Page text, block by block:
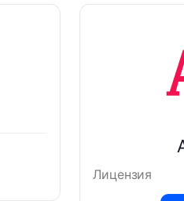
Лицензия